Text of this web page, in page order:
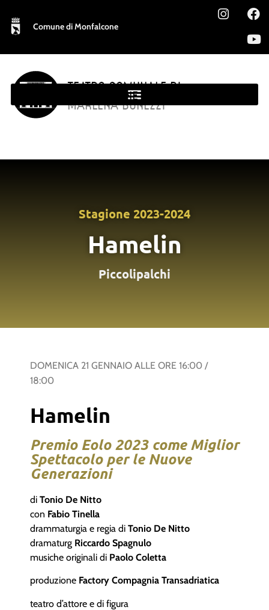
Comune di Monfalcone
TEATRO COMUNALE DI
MONFALCONE
MARLENA BONEZZI
Stagione 2023-2024
Hamelin
Piccolipalchi
DOMENICA 21 GENNAIO ALLE ORE 16:00 /
18:00
Hamelin
Premio Eolo 2023 come Miglior
Spettacolo per le Nuove
Generazioni
di Tonio De Nitto
con Fabio Tinella
drammaturgia e regia di Tonio De Nitto
dramaturg Riccardo Spagnulo
musiche originali di Paolo Coletta
produzione Factory Compagnia Transadriatica
teatro d’attore e di figura